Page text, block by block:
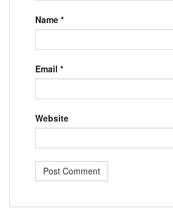
Name *
Email *
Website